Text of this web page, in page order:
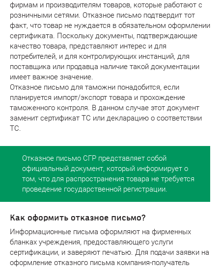
фирмам и производителям товаров, которые работают с
розничными сетями. Отказное письмо подтвердит тот
факт, что товар не нуждается в обязательном оформлении
сертификата. Поскольку документы, подтверждающие
качество товара, представляют интерес и для
потребителей, и для контролирующих инстанций, для
поставщика или продавца наличие такой документации
имеет важное значение.
Отказное письмо для таможни понадобится, если
планируется импорт/экспорт товара и прохождение
таможенного контроля. В данном случае этот документ
заменит сертификат ТС или декларацию о соответствии
ТС.
Отказное письмо СГР представляет собой
официальный документ, который информирует о
том, что для распространения товара не требуется
проведение государственной регистрации.
Как оформить отказное письмо?
Информационные письма оформляют на фирменных
бланках учреждения, предоставляющего услуги
сертификации, и заверяют печатью. Для подачи заявки на
оформление отказного письма компания-получатель